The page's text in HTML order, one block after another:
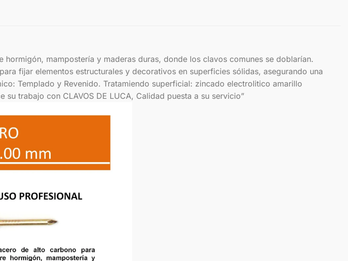
mampostería y maderas duras, donde los clavos comunes se doblarían.
fijar elementos estructurales y decorativos en superficies sólidas, asegurando una
Templado y Revenido. Tratamiendo superficial: zincado electrolitico amarillo
trabajo con CLAVOS DE LUCA, Calidad puesta a su servicio”